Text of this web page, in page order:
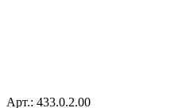
Арт.: 433.0.2.00